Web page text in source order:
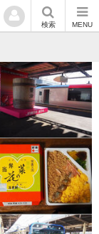
検索 MENU